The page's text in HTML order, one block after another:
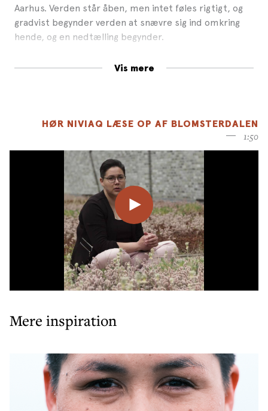
Aarhus. Verden står åben, men intet føles rigtigt, og
gradvist begynder verden at snævre sig ind omkring
hende, og en nedtælling begynder.
også sorthumoristisk roman om kærlighed, venskab
Korneliussen, en af Grønlands nye litterære stjerner.
Vis mere
HØR NIVIAQ LÆSE OP AF BLOMSTERDALEN
1:50
Mere inspiration